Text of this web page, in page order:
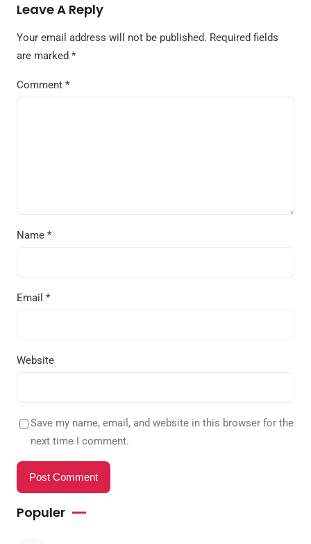
Leave A Reply
Your email address will not be published. Required fields
are marked *
Comment *
Name *
Email *
Website
Save my name, email, and website in this browser for the
next time I comment.
Populer